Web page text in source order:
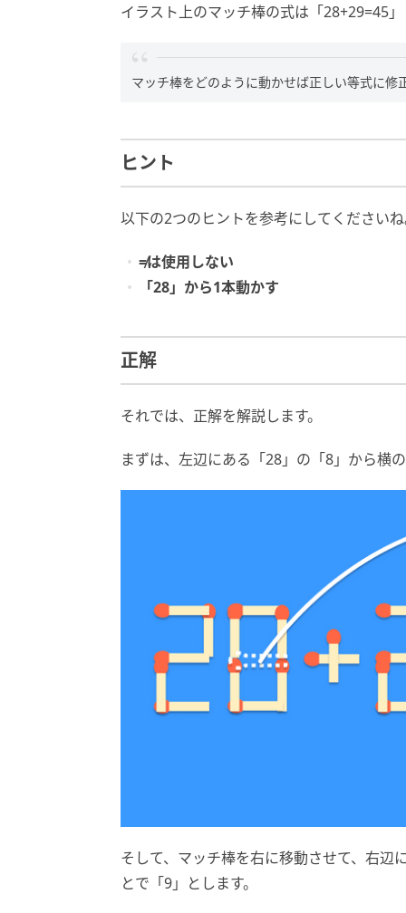
イラスト上のマッチ棒の式は「28+29=45
マッチ棒をどのように動かせば正しい等式に修
ヒント
以下の2つのヒントを参考にしてください
≠は使用しない
「28」から1本動かす
正解
それでは、正解を解説します。
まずは、左辺にある「28」の「8」から横
そして、マッチ棒を右に移動させて、右辺
とで「9」とします。